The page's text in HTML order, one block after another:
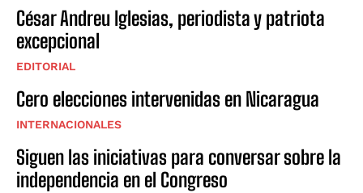
César Andreu Iglesias, periodista y patriota
excepcional
EDITORIAL
Cero elecciones intervenidas en Nicaragua
INTERNACIONALES
Siguen las iniciativas para conversar sobre la
independencia en el Congreso